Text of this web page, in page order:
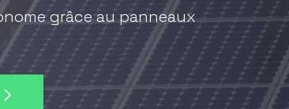
grâce au panneaux